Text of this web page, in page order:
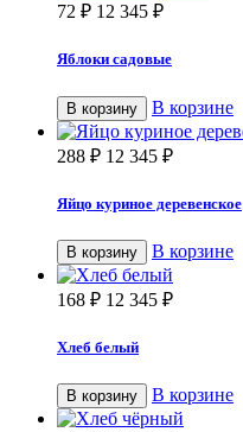
72 ₽ 12 345 ₽
Яблоки садовые
В корзину В корзине
288 ₽ 12 345 ₽
Яйцо куриное деревенское
В корзину В корзине
168 ₽ 12 345 ₽
Хлеб белый
В корзину В корзине